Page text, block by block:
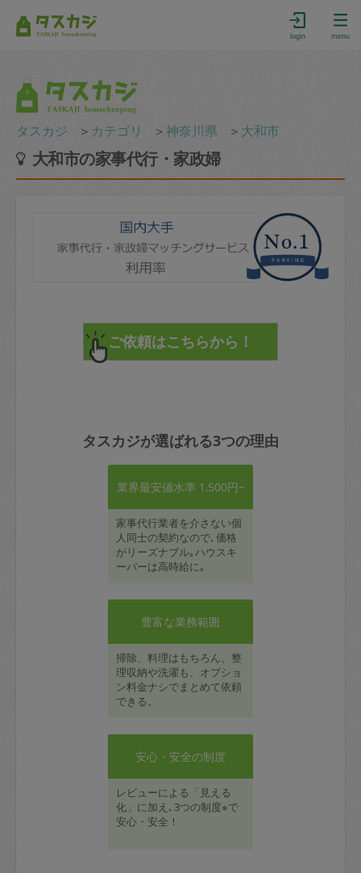
login menu
タスカジ ＞ カテゴリ ＞神奈川県 ＞ 大和市
大和市の家事代行・家政婦
タスカジが選ばれる3つの理由
業界最安値水準 1,500円~
家事代行業者を介さない個
人同士の契約なので､価格
がリーズナブル｡ハウスキ
ーパーは高時給に｡
豊富な業務範囲
掃除、料理はもちろん、整
理収納や洗濯も、オプショ
ン料金ナシでまとめて依頼
できる。
安心・安全の制度
レビューによる「見える
化」に加え､3つの制度※で
安心・安全！